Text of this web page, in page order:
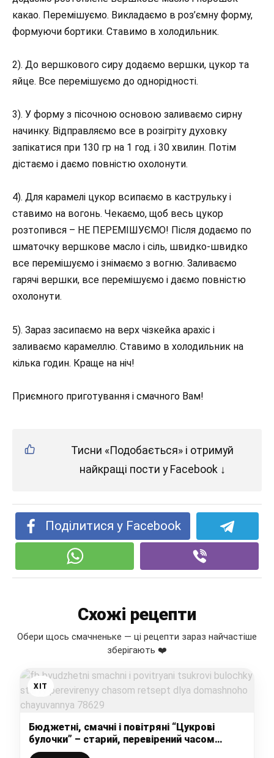
какао. Перемішуємо. Викладаємо в роз’ємну форму,
формуючи бортики. Ставимо в холодильник.
2). До вершкового сиру додаємо вершки, цукор та
яйце. Все перемішуємо до однорідності.
3). У форму з пісочною основою заливаємо сирну
начинку. Відправляємо все в розігріту духовку
запікатися при 130 гр на 1 год. і 30 хвилин. Потім
дістаємо і даємо повністю охолонути.
4). Для карамелі цукор всипаємо в каструльку і
ставимо на вогонь. Чекаємо, щоб весь цукор
розтопився – НЕ ПЕРЕМІШУЄМО! Після додаємо по
шматочку вершкове масло і сіль, швидко-швидко
все перемішуємо і знімаємо з вогню. Заливаємо
гарячі вершки, все перемішуємо і даємо повністю
охолонути.
5). Зараз засипаємо на верх чізкейка арахіс і
заливаємо карамеллю. Ставимо в холодильник на
кілька годин. Краще на ніч!
Приємного приготування і смачного Вам!
Тисни «Подобається» і отримуй
найкращі пости у Facebook ↓
Поділитися у Facebook
Схожі рецепти
Обери щось смачненьке — ці рецепти зараз найчастіше
зберігають ❤️
ХІТ
Бюджетні, смачні і повітряні “Цукрові
булочки” – старий, перевірений часом
рецепт для домашнього чаювання